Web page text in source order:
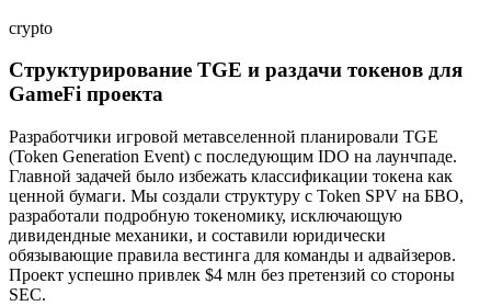
crypto
Структурирование TGE и раздачи токенов для
GameFi проекта
Разработчики игровой метавселенной планировали TGE
(Token Generation Event) с последующим IDO на лаунчпаде.
Главной задачей было избежать классификации токена как
ценной бумаги. Мы создали структуру с Token SPV на БВО,
разработали подробную токеномику, исключающую
дивидендные механики, и составили юридически
обязывающие правила вестинга для команды и адвайзеров.
Проект успешно привлек $4 млн без претензий со стороны
SEC.